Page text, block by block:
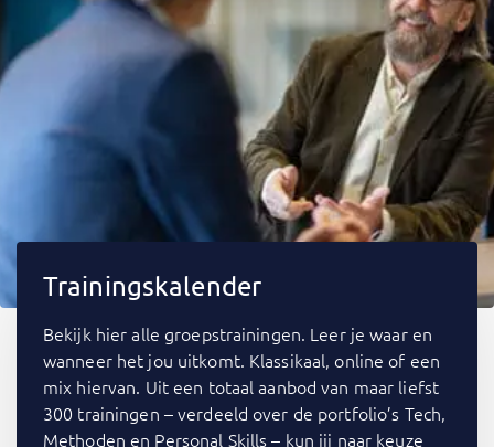
Trainingskalender
Bekijk hier alle groepstrainingen. Leer je waar en
wanneer het jou uitkomt. Klassikaal, online of een
mix hiervan. Uit een totaal aanbod van maar liefst
300 trainingen – verdeeld over de portfolio’s Tech,
Methoden en Personal Skills – kun jij naar keuze